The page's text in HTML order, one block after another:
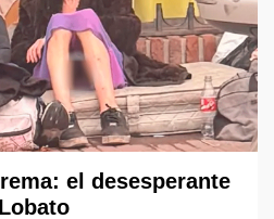
el desesperante